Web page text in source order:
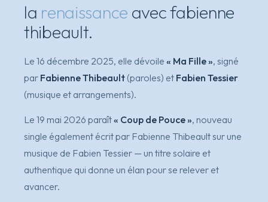
la renaissance avec fabienne
thibeault.
Le 16 décembre 2025, elle dévoile « Ma Fille », signé
par Fabienne Thibeault (paroles) et Fabien Tessier
(musique et arrangements).
Le 19 mai 2026 paraît« Coup de Pouce », nouveau
single également écrit par Fabienne Thibeault sur une
musique de Fabien Tessier — un titre solaire et
authentique qui donne un élan pour se relever et
avancer.